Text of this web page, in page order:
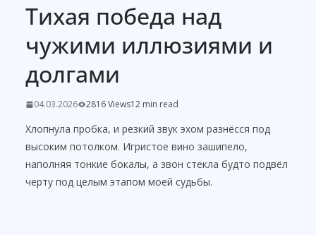
Тихая победа над
чужими иллюзиями и
долгами
04.03.2026 2816 Views12 min read
Хлопнула пробка, и резкий звук эхом разнёсся под
высоким потолком. Игристое вино зашипело,
наполняя тонкие бокалы, а звон стекла будто подвёл
черту под целым этапом моей судьбы.